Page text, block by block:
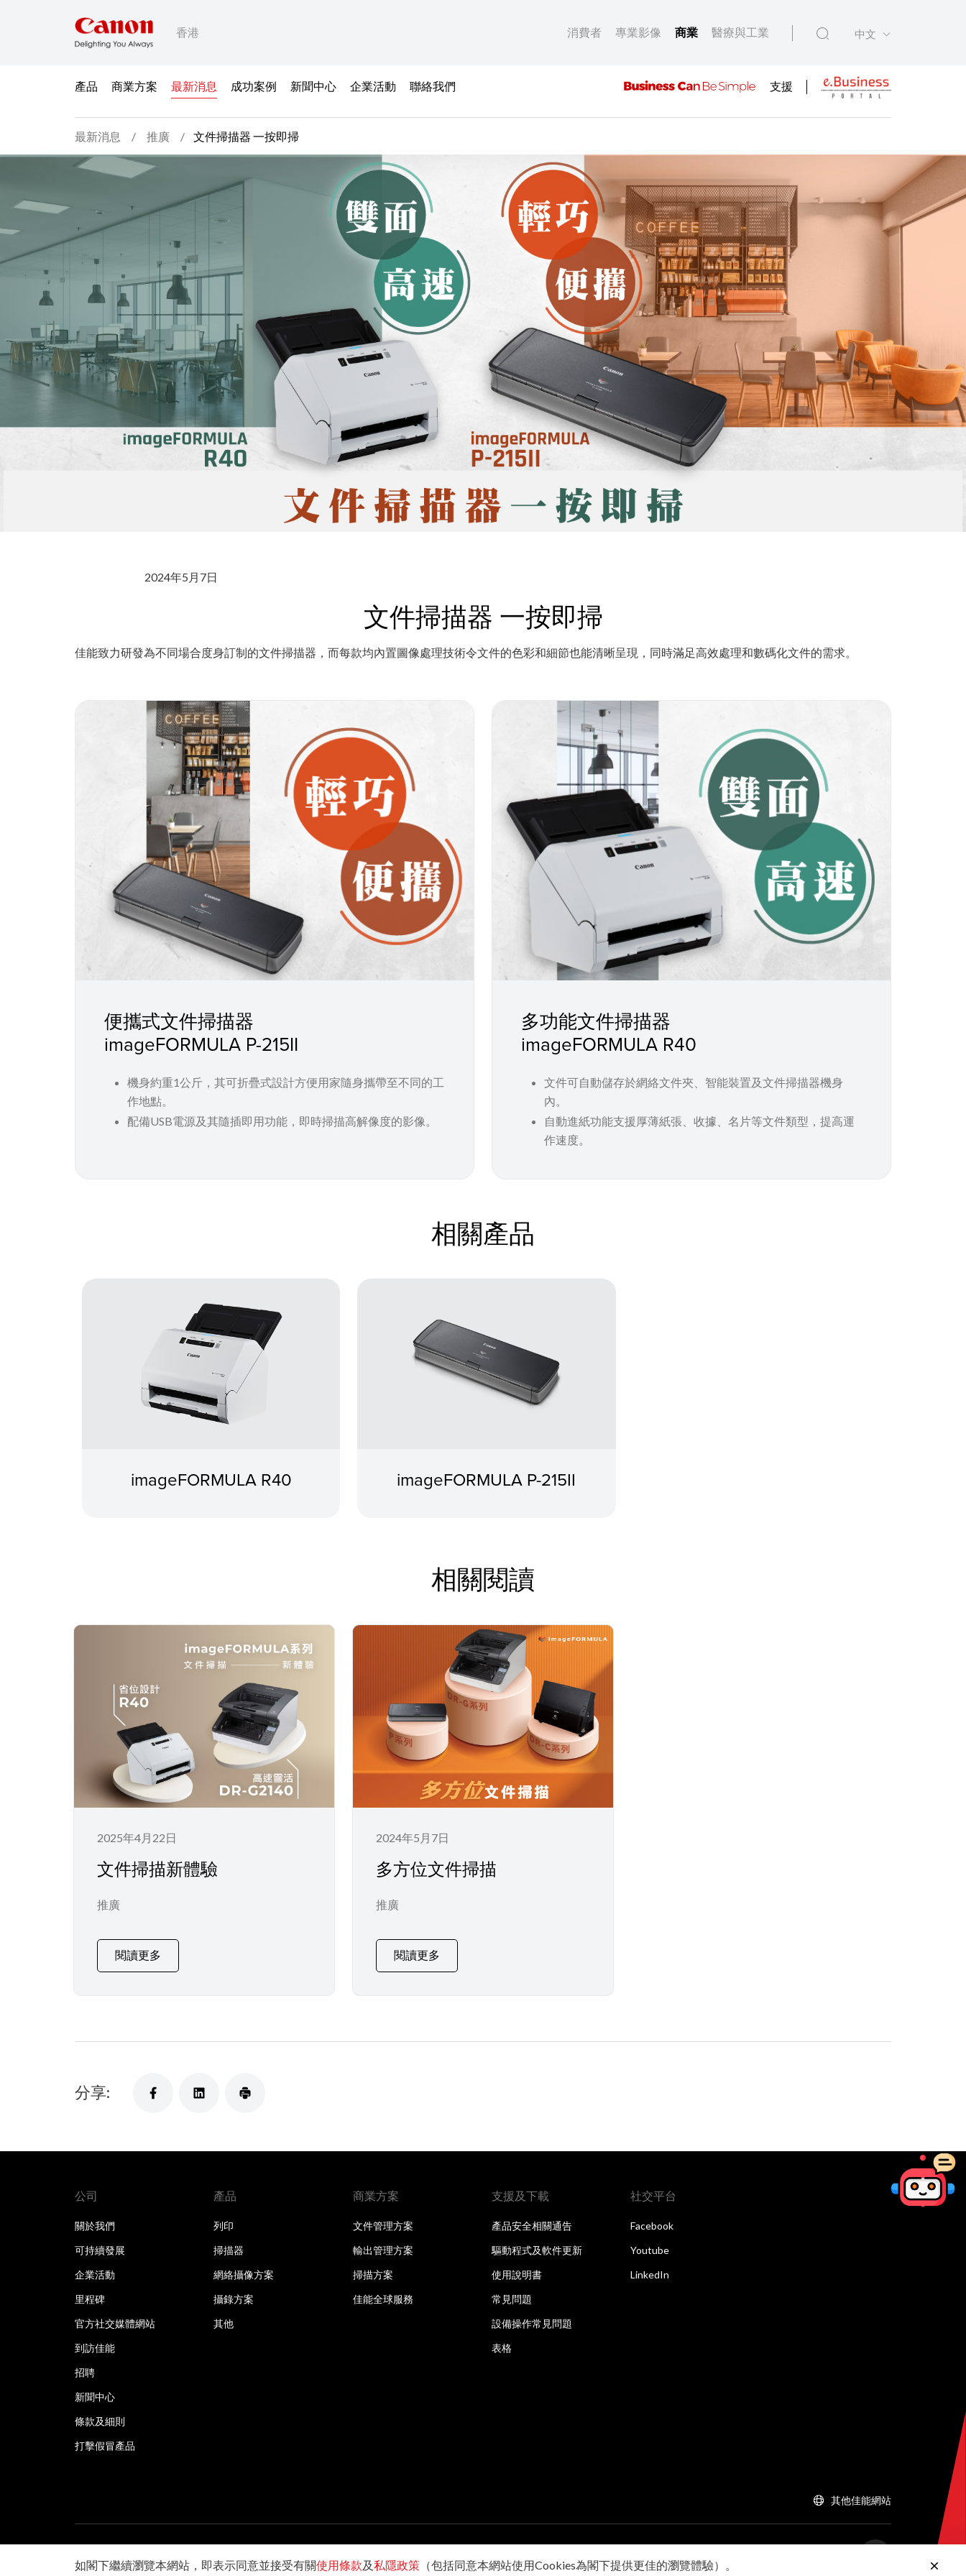
香港 消費者 專業影像 商業 醫療與工業 中文
產品 商業方案 最新消息 成功案例 新聞中心 企業活動 聯絡我們 支援
最新消息 推廣 文件掃描器 一按即掃
文件掃描器 一按即掃
2024年5月7日
文件掃描器 一按即掃
佳能致力研發為不同場合度身訂制的文件掃描器，而每款均內置圖像處理技術令文件的色彩和細節也能清晰呈現，同時滿足高效處理和數碼化文件的需求。
便攜式文件掃描器
imageFORMULA P-215II
機身約重1公斤，其可折疊式設計方便用家隨身攜帶至不同的工
作地點。
配備USB電源及其隨插即用功能，即時掃描高解像度的影像。
多功能文件掃描器
imageFORMULA R40
文件可自動儲存於網絡文件夾、智能裝置及文件掃描器機身
內。
自動進紙功能支援厚薄紙張、收據、名片等文件類型，提高運
作速度。
相關產品
imageFORMULA R40 imageFORMULA P-215II
相關閱讀
2025年4月22日
文件掃描新體驗
推廣
閱讀更多
2024年5月7日
多方位文件掃描
推廣
閱讀更多
分享:
公司
關於我們
可持續發展
企業活動
里程碑
官方社交媒體網站
到訪佳能
招聘
新聞中心
條款及細則
打擊假冒產品
產品
列印
掃描器
網絡攝像方案
攝錄方案
其他
商業方案
文件管理方案
輸出管理方案
掃描方案
佳能全球服務
支援及下載
產品安全相關通告
驅動程式及軟件更新
使用說明書
常見問題
設備操作常見問題
表格
社交平台
Facebook
Youtube
LinkedIn
其他佳能網站
如閣下繼續瀏覽本網站，即表示同意並接受有關使用條款及私隱政策 （包括同意本網站使用Cookies為閣下提供更佳的瀏覽體驗）。